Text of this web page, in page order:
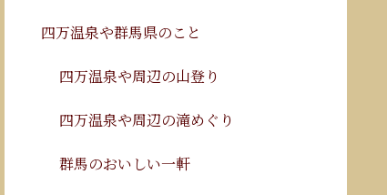
四万温泉や群馬県のこと
四万温泉や周辺の山登り
四万温泉や周辺の滝めぐり
群馬のおいしい一軒